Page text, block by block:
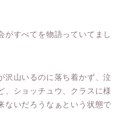
がすべてを物語っていてまし
沢山いるのに落ち着かず、泣
、ショッチュウ、クラスに様
ないだろうなぁという状態で